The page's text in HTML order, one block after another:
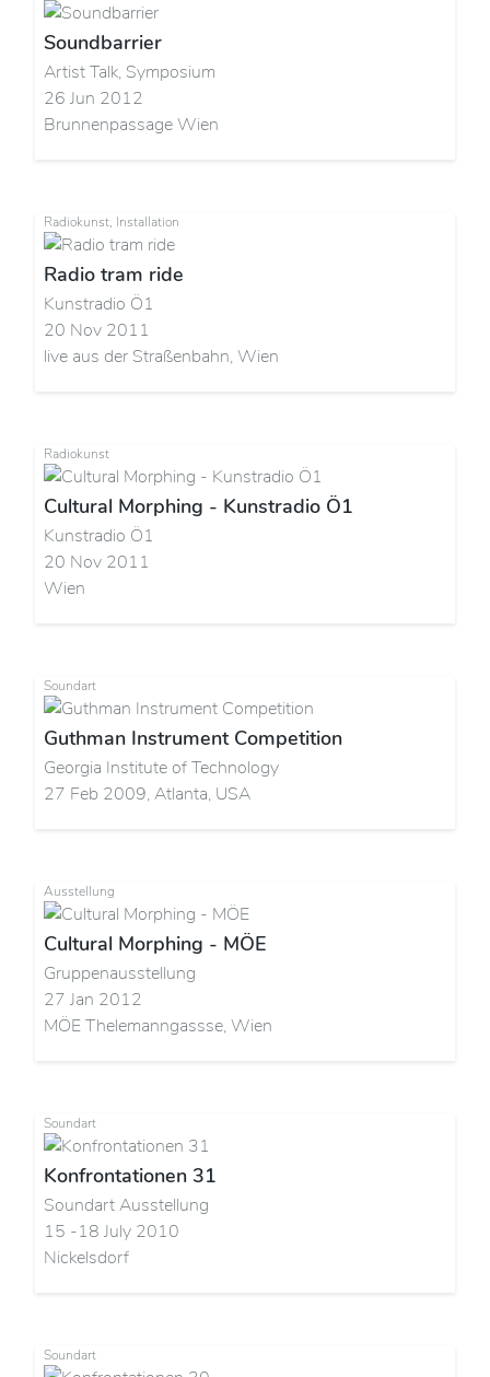
Soundbarrier
Artist Talk, Symposium
26 Jun 2012
Brunnenpassage Wien
Radiokunst, Installation
Radio tram ride
Kunstradio Ö1
20 Nov 2011
live aus der Straßenbahn, Wien
Radiokunst
Cultural Morphing - Kunstradio Ö1
Kunstradio Ö1
20 Nov 2011
Wien
Soundart
Guthman Instrument Competition
Georgia Institute of Technology
27 Feb 2009, Atlanta, USA
Ausstellung
Cultural Morphing - MÖE
Gruppenausstellung
27 Jan 2012
MÖE Thelemanngassse, Wien
Soundart
Konfrontationen 31
Soundart Ausstellung
15 -18 July 2010
Nickelsdorf
Soundart